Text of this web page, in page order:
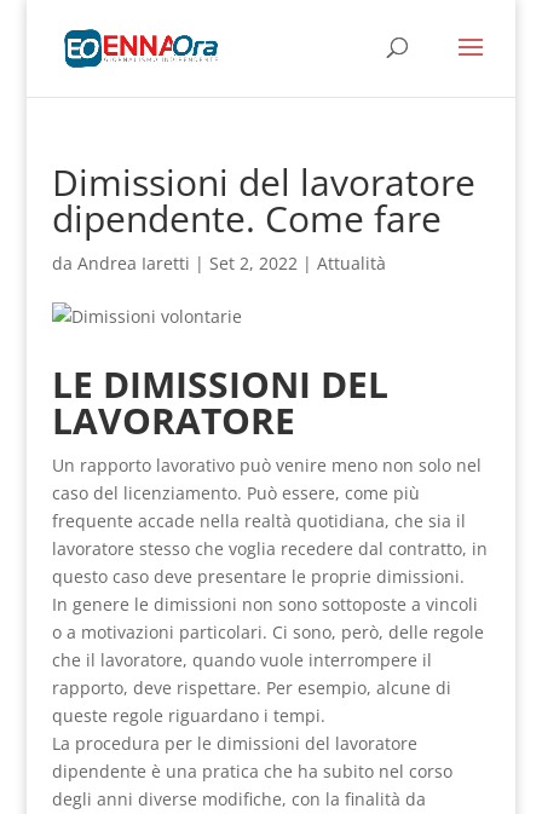
Dimissioni del lavoratore
dipendente. Come fare
da Andrea Iaretti | Set 2, 2022| Attualità
LE DIMISSIONI DEL
LAVORATORE
Un rapporto lavorativo può venire meno non solo nel
caso del licenziamento. Può essere, come più
frequente accade nella realtà quotidiana, che sia il
lavoratore stesso che voglia recedere dal contratto, in
questo caso deve presentare le proprie dimissioni.
In genere le dimissioni non sono sottoposte a vincoli
o a motivazioni particolari. Ci sono, però, delle regole
che il lavoratore, quando vuole interrompere il
rapporto, deve rispettare. Per esempio, alcune di
queste regole riguardano i tempi.
La procedura per le dimissioni del lavoratore
dipendente è una pratica che ha subito nel corso
degli anni diverse modifiche, con la finalità da